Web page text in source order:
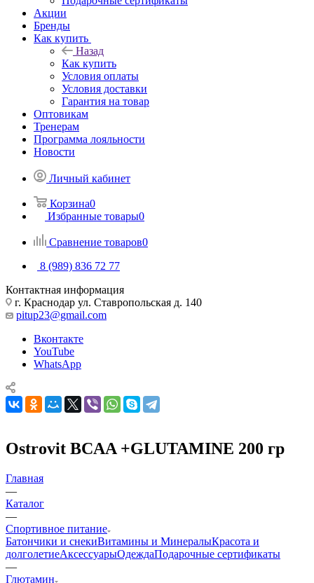
Акции
Бренды
Как купить
Назад
Как купить
Условия оплаты
Условия доставки
Гарантия на товар
Оптовикам
Тренерам
Программа лояльности
Новости
Личный кабинет
Корзина0
Избранные товары0
Сравнение товаров0
8 (989) 836 72 77
Контактная информация
г. Краснодар ул. Ставропольская д. 140
pitup23@gmail.com
Вконтакте
YouTube
WhatsApp
Ostrovit BCAA +GLUTAMINE 200 гр
Главная
—
Каталог
—
Спортивное питание
Батончики и снекиВитамины и МинералыКрасота и
долголетиеАксессуарыОдеждаПодарочные сертификаты
—
Глютамин